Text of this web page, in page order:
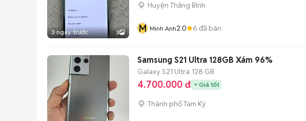
3 ngày trước 3
Huyện Thăng Bình
M Minh Anh2.0 6 đã bán
Samsung S21 Ultra 128GB Xám 96%
Galaxy S21 Ultra 128 GB
4.700.000 đ Giá tốt
Thành phố Tam Kỳ